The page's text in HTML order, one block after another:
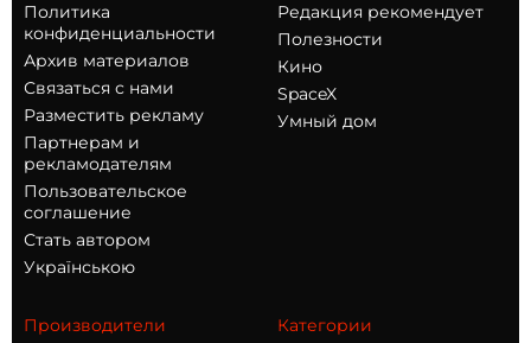
Политика
конфиденциальности
Архив материалов
Связаться с нами
Разместить рекламу
Партнерам и
рекламодателям
Пользовательское
соглашение
Стать автором
Українською
Редакция рекомендует
Полезности
Кино
SpaceX
Умный дом
Производители
Категории